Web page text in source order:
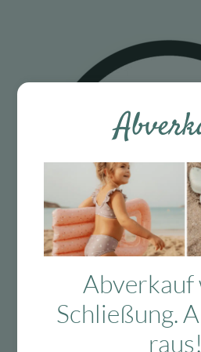
Abverkauf
Schließung.
raus!